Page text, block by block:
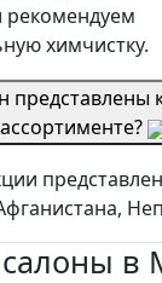
рекомендуем
химчистку.
ассортименте?
в